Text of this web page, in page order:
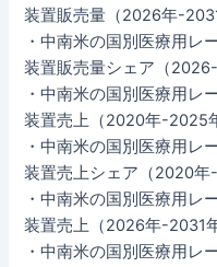
装置販売量（2026年-
・中南米の国別医療用レ
装置販売量シェア（2026-
・中南米の国別医療用レ
装置売上（2020年-2025
・中南米の国別医療用レ
装置売上シェア（2020年-
・中南米の国別医療用レ
装置売上（2026年-2031年
・中南米の国別医療用レ